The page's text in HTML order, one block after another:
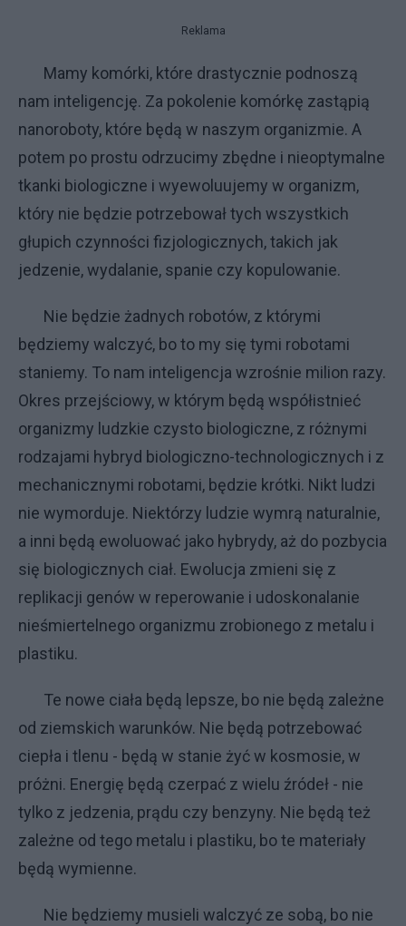
Reklama
Mamy komórki, które drastycznie podnoszą
nam inteligencję. Za pokolenie komórkę zastąpią
nanoroboty, które będą w naszym organizmie. A
potem po prostu odrzucimy zbędne i nieoptymalne
tkanki biologiczne i wyewoluujemy w organizm,
który nie będzie potrzebował tych wszystkich
głupich czynności fizjologicznych, takich jak
jedzenie, wydalanie, spanie czy kopulowanie.
Nie będzie żadnych robotów, z którymi
będziemy walczyć, bo to my się tymi robotami
staniemy. To nam inteligencja wzrośnie milion razy.
Okres przejściowy, w którym będą współistnieć
organizmy ludzkie czysto biologiczne, z różnymi
rodzajami hybryd biologiczno-technologicznych i z
mechanicznymi robotami, będzie krótki. Nikt ludzi
nie wymorduje. Niektórzy ludzie wymrą naturalnie,
a inni będą ewoluować jako hybrydy, aż do pozbycia
się biologicznych ciał. Ewolucja zmieni się z
replikacji genów w reperowanie i udoskonalanie
nieśmiertelnego organizmu zrobionego z metalu i
plastiku.
Te nowe ciała będą lepsze, bo nie będą zależne
od ziemskich warunków. Nie będą potrzebować
ciepła i tlenu - będą w stanie żyć w kosmosie, w
próżni. Energię będą czerpać z wielu źródeł - nie
tylko z jedzenia, prądu czy benzyny. Nie będą też
zależne od tego metalu i plastiku, bo te materiały
będą wymienne.
Nie będziemy musieli walczyć ze sobą, bo nie